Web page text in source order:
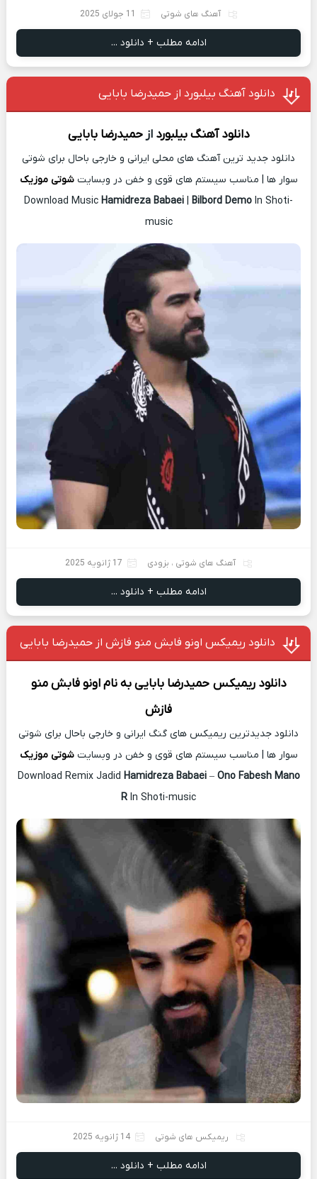
آهنگ های شوتی 11 جولای 2025
ادامه مطلب + دانلود ...
دانلود آهنگ بیلبورد از حمیدرضا بابایی
دانلود آهنگ بیلبورد ازحمیدرضا بابایی
دانلود جدید ترین آهنگ های محلی ایرانی و خارجی باحال برای شوتی
سوار ها | مناسب سیستم های قوی و خفن در وبسایتشوتی موزیک
Download Music Hamidreza Babaei | Bilbord Demo In Shoti-
music
آهنگ های شوتی ، بزودی 17 ژانویه 2025
ادامه مطلب + دانلود ...
دانلود ریمیکس اونو فابش منو فازش از حمیدرضا بابایی
دانلود ریمیکس حمیدرضا بابایی به ناماونو فابش منو
فازش
دانلود جدیدترین ریمیکس های گنگ ایرانی و خارجی باحال برای شوتی
سوار ها | مناسب سیستم های قوی و خفن در وبسایتشوتی موزیک
Download Remix Jadid Hamidreza Babaei– Ono Fabesh Mano
R In Shoti-music
ریمیکس های شوتی 14 ژانویه 2025
ادامه مطلب + دانلود ...